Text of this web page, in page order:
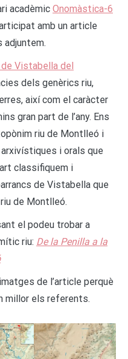
acadèmic Onomàstica-6
amb un article
adjuntem.
de Vistabella del
dels genèrics riu,
així com el caràcter
gran part de l’any. Ens
riu de Montlleó i
i orals que
classifiquem i
de Vistabella que
de Montlleó.
el podeu trobar a
riu: De la Penilla a la
de l’article perquè
millor els referents.